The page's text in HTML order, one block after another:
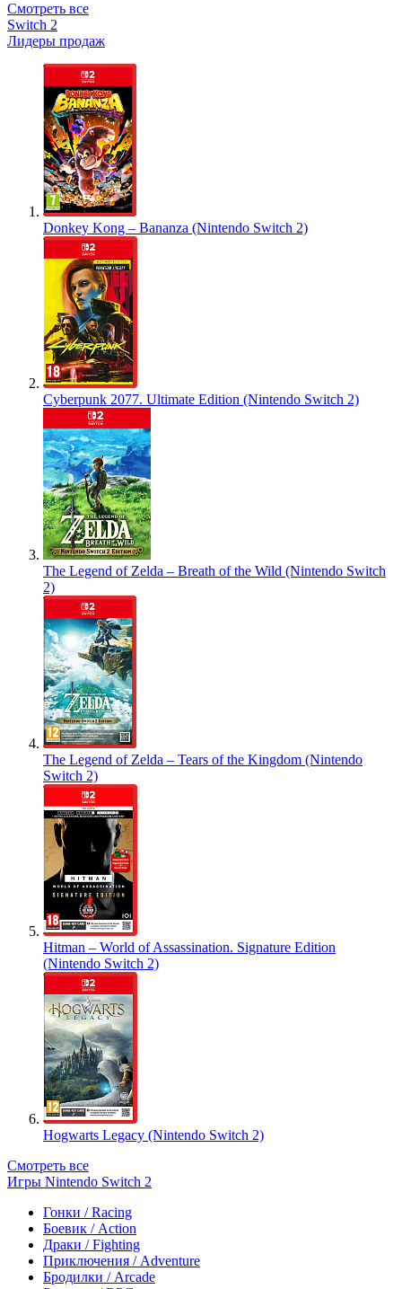
Смотреть все
Switch 2
Лидеры продаж
Donkey Kong – Bananza (Nintendo Switch 2)
Cyberpunk 2077. Ultimate Edition (Nintendo Switch 2)
The Legend of Zelda – Breath of the Wild (Nintendo Switch
2)
The Legend of Zelda – Tears of the Kingdom (Nintendo
Switch 2)
Hitman – World of Assassination. Signature Edition
(Nintendo Switch 2)
Hogwarts Legacy (Nintendo Switch 2)
Смотреть все
Игры Nintendo Switch 2
Гонки / Racing
Боевик / Action
Драки / Fighting
Приключения / Adventure
Бродилки / Arcade